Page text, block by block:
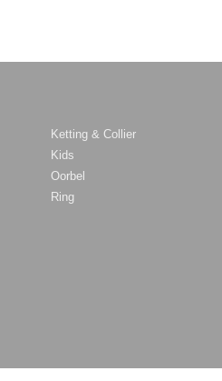
Ketting & Collier
Kids
Oorbel
Ring